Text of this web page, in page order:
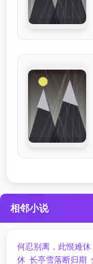
相邻小说
何忍别离，此恨难休
休 长亭雪落断归期